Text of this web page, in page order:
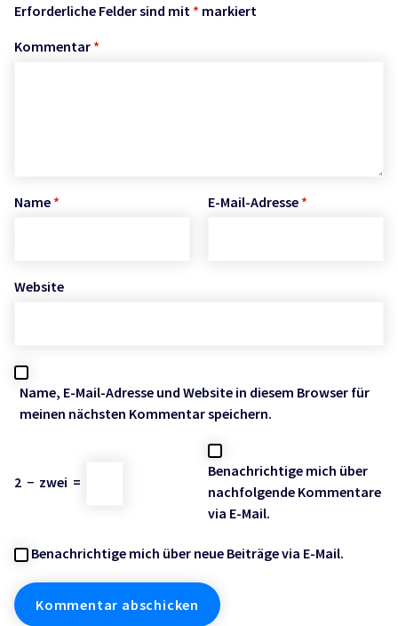
Erforderliche Felder sind mit * markiert
Kommentar *
Name * E-Mail-Adresse *
Website
Name, E-Mail-Adresse und Website in diesem Browser für
meinen nächsten Kommentar speichern.
2 − zwei =
Benachrichtige mich über
nachfolgende Kommentare
via E-Mail.
Benachrichtige mich über neue Beiträge via E-Mail.